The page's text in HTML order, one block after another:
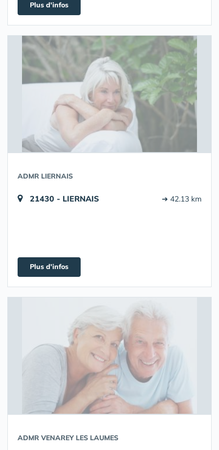
Plus d'infos
ADMR LIERNAIS
21430 - LIERNAIS ➔ 42.13 km
Plus d'infos
ADMR VENAREY LES LAUMES